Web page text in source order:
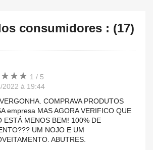
consumidores : (17)
★★★
★★★ 1 / 5
2022 à 19:44
COMPRAVA PRODUTOS
empresa MAS AGORA VERIFICO QUE
ESTÁ MENOS BEM! 100% DE
UM NOJO E UM
ABUTRES.